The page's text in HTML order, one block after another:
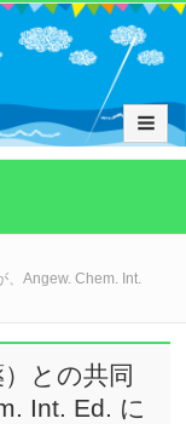
、Angew. Chem. Int.
との共同
Int. Ed. に